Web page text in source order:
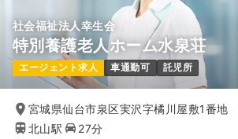
社会福祉法人幸生会
特別養護老人ホーム水泉荘
エージェント求人 車通勤可 託児所
宮城県仙台市泉区実沢字橘川屋敷1番地
北山駅
27分